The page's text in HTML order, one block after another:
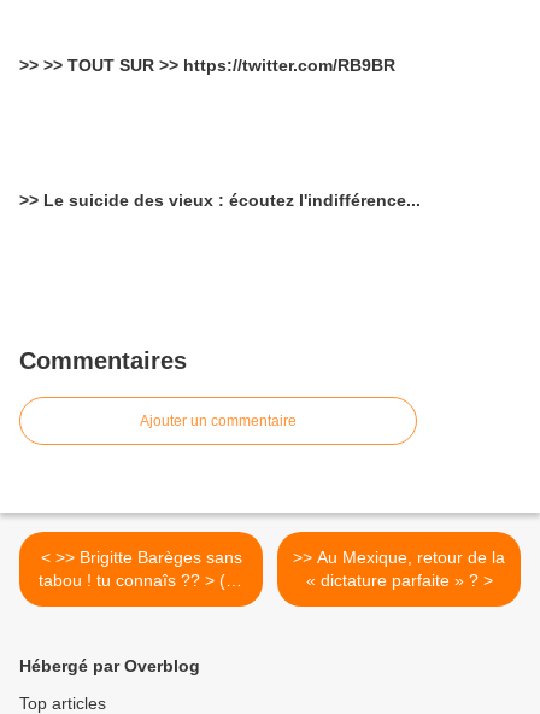
>> >> TOUT SUR >> https://twitter.com/RB9BR
>> Le suicide des vieux : écoutez l'indifférence...
Commentaires
Ajouter un commentaire
< >> Brigitte Barèges sans
tabou ! tu connaîs ?? > (en
direct de Bernard-Gensane)
>> Au Mexique, retour de la
« dictature parfaite » ? >
Hébergé par Overblog
Top articles